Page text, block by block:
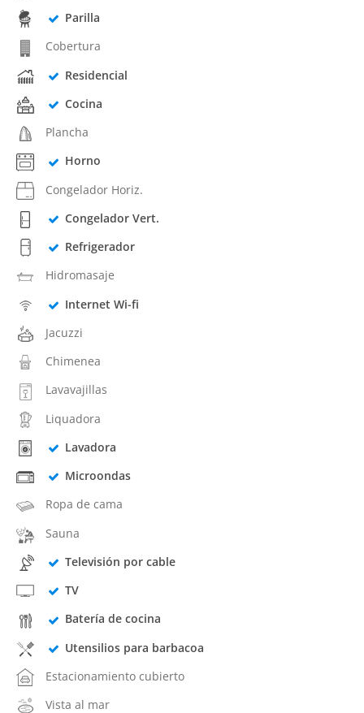
Parilla
Cobertura
Residencial
Cocina
Plancha
Horno
Congelador Horiz.
Congelador Vert.
Refrigerador
Hidromasaje
Internet Wi-fi
Jacuzzi
Chimenea
Lavavajillas
Liquadora
Lavadora
Microondas
Ropa de cama
Sauna
Televisión por cable
TV
Batería de cocina
Utensilios para barbacoa
Estacionamiento cubierto
Vista al mar